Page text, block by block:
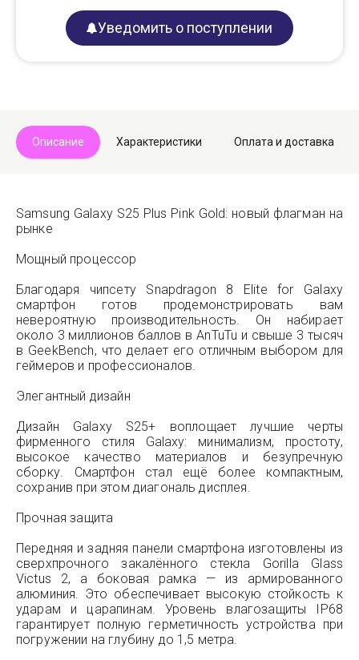
Уведомить о поступлении
Описание Характеристики Оплата и доставка
Samsung Galaxy S25 Plus Pink Gold: новый флагман на
рынке
Мощный процессор
Благодаря чипсету Snapdragon 8 Elite for Galaxy
смартфон готов продемонстрировать вам
невероятную производительность. Он набирает
около 3 миллионов баллов в AnTuTu и свыше 3 тысяч
в GeekBench, что делает его отличным выбором для
геймеров и профессионалов.
Элегантный дизайн
Дизайн Galaxy S25+ воплощает лучшие черты
фирменного стиля Galaxy: минимализм, простоту,
высокое качество материалов и безупречную
сборку. Смартфон стал ещё более компактным,
сохранив при этом диагональ дисплея.
Прочная защита
Передняя и задняя панели смартфона изготовлены из
сверхпрочного закалённого стекла Gorilla Glass
Victus 2, а боковая рамка — из армированного
алюминия. Это обеспечивает высокую стойкость к
ударам и царапинам. Уровень влагозащиты IP68
гарантирует полную герметичность устройства при
погружении на глубину до 1,5 метра.